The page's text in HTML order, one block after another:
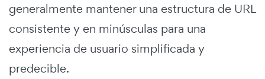
generalmente mantener una estructura de URL
consistente y en minúsculas para una
experiencia de usuario simplificada y
predecible.